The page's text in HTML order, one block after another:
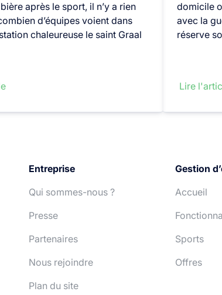
après le sport, il n’y a rien
d’équipes voient dans
chaleureuse le saint Graal
domicile
avec la
réserve
Lire
Entreprise
Qui sommes-nous ?
Presse
Partenaires
Nous rejoindre
Plan du site
Gestion
Accueil
Sports
Offres